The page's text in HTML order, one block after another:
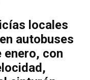
locales
autobuses
enero, con